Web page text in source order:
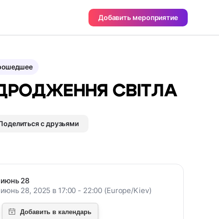
Добавить мероприятие
СВІТЛА
с друзьями
июнь 28
июнь 28, 2025 в 17:00 - 22:00 (Europe/Kiev)